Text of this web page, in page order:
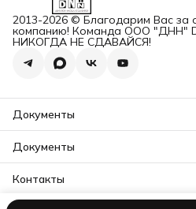
2013-2026 © Благодарим Вас за
компанию! Команда ООО "ДНН"
НИКОГДА НЕ СДАВАЙСЯ!
Документы
ОГРН
Карточка ООО ДННСПОРТ
Сертификат соответствия
Карточка ООО ДНН
Документы
Прайс ДНН 12-2025
Свидетельство на товарный знак
Отказное письмо DNN
Контакты
Адрес